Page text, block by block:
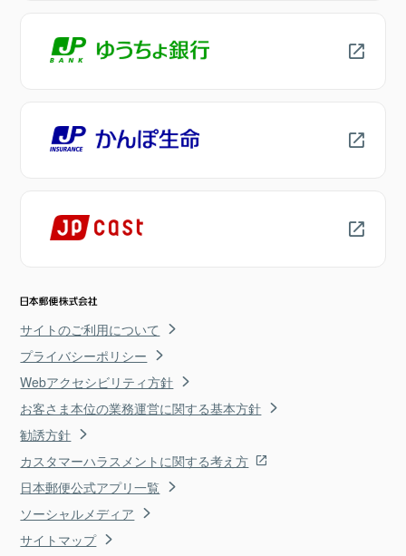
サイトのご利用について
プライバシーポリシー
Webアクセシビリティ方針
お客さま本位の業務運営に関する基本方針
勧誘方針
カスタマーハラスメントに関する考え方
日本郵便公式アプリ一覧
ソーシャルメディア
サイトマップ